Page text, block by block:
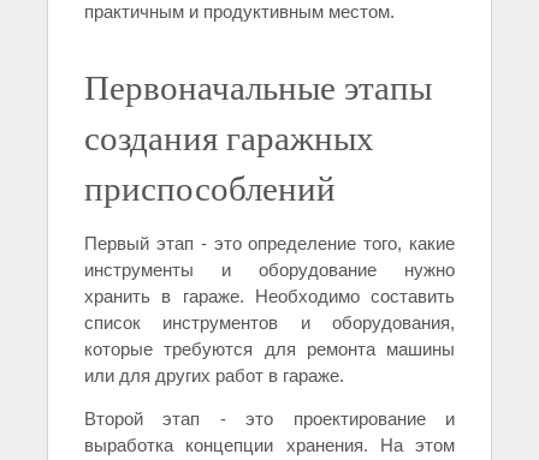
практичным и продуктивным местом.
Первоначальные этапы
создания гаражных
приспособлений
Первый этап - это определение того, какие
инструменты и оборудование нужно
хранить в гараже. Необходимо составить
список инструментов и оборудования,
которые требуются для ремонта машины
или для других работ в гараже.
Второй этап - это проектирование и
выработка концепции хранения. На этом